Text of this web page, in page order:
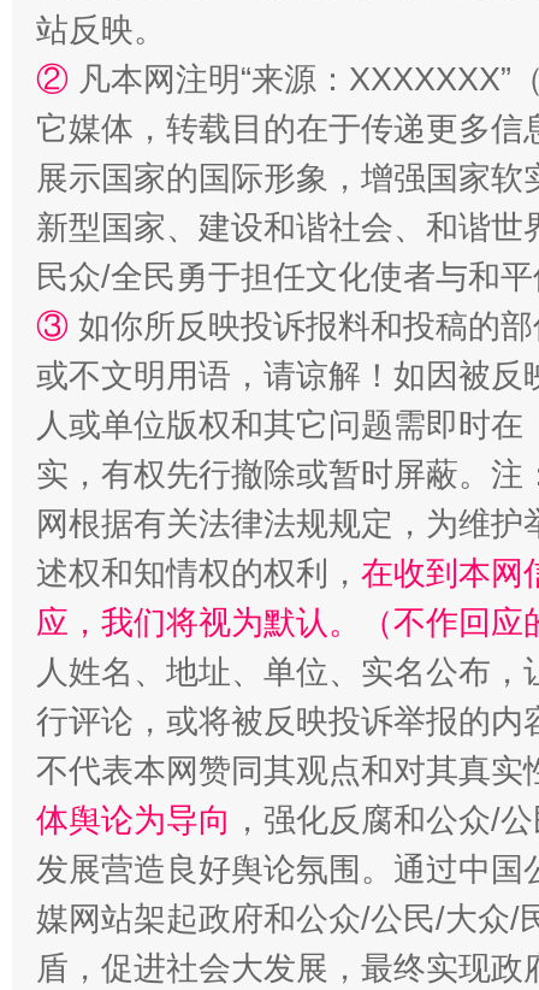
站台名比不上好声名
招工难、用工荒背后
站反映。
② 凡本网注明“来源：
它媒体，转载目的在于传递更多
展示国家的国际形象，增强国家
新型国家、建设和谐社会、和谐
民众/全民勇于担任文化使者与和
③ 如你所反映投诉报料和投稿的
或不文明用语，请谅解！如因被
人或单位版权和其它问题需即时在
实，有权先行撤除或暂时屏蔽。
网根据有关法律法规规定，为维
述权和知情权的权利， 在收到本网
应，我们将视为默认。（不作回应
人姓名、地址、单位、实名公布
行评论，或将被反映投诉举报的
不代表本网赞同其观点和对其真实
体舆论为导向 ，强化反腐和公众/
发展营造良好舆论氛围。通过中
媒网站架起政府和公众/公民/大众/
盾，促进社会大发展，最终实现